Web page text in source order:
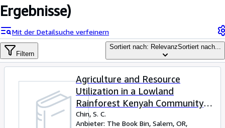
Detailsuche
Sammlungen
Antiquarische Bücher
Verkäufer werden
Ergebnisse)
Mit der Detailsuche verfeinern
Filtern
Sortiert nach: RelevanzSortiert nach...
Agriculture and Resource
Utilization in a Lowland
Rainforest Kenyah Community
(The Sarawak Museum Journal)
Chin, S. C.
Anbieter: The Book Bin, Salem, OR,